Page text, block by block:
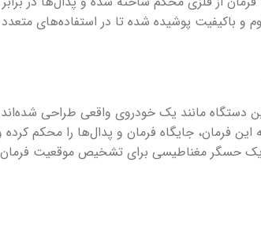
و باکیفیت پوشیده شده تا در استفاده‌های
دستگاه مانند یک خودروی واقعی طراحی
فرمان، جایگاه فرمان و پدال‌ها را محکم کرده
حسگر مغناطیسی برای تشخیص موقعیت